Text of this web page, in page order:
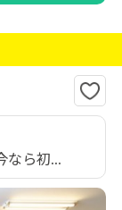
なら初...